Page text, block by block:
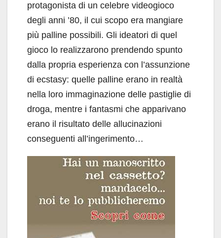
protagonista di un celebre videogioco
degli anni ’80, il cui scopo era mangiare
più palline possibili. Gli ideatori di quel
gioco lo realizzarono prendendo spunto
dalla propria esperienza con l’assunzione
di ecstasy: quelle palline erano in realtà
nella loro immaginazione delle pastiglie di
droga, mentre i fantasmi che apparivano
erano il risultato delle allucinazioni
conseguenti all’ingerimento…